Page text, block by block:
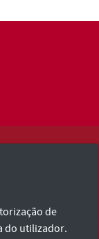
Privacidade
de
do utilizador.